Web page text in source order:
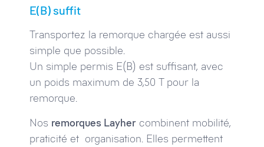
E(B) suffit
Transportez la remorque chargée est aussi
simple que possible.
Un simple permis E(B) est suffisant, avec
un poids maximum de 3,50 T pour la
remorque.
Nos remorques Layher combinent mobilité,
praticité et organisation. Elles permettent